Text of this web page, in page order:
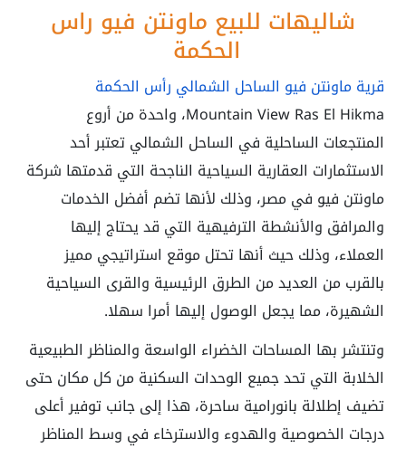
شاليهات للبيع ماونتن فيو راس
الحكمة
قرية ماونتن فيو الساحل الشمالي رأس الحكمة
Mountain View Ras El Hikma، واحدة من أروع
المنتجعات الساحلية في الساحل الشمالي تعتبر أحد
الاستثمارات العقارية السياحية الناجحة التي قدمتها شركة
ماونتن فيو في مصر، وذلك لأنها تضم أفضل الخدمات
والمرافق والأنشطة الترفيهية التي قد يحتاج إليها
العملاء، وذلك حيث أنها تحتل موقع استراتيجي مميز
بالقرب من العديد من الطرق الرئيسية والقرى السياحية
الشهيرة، مما يجعل الوصول إليها أمرا سهلا.
وتنتشر بها المساحات الخضراء الواسعة والمناظر الطبيعية
الخلابة التي تحد جميع الوحدات السكنية من كل مكان حتى
تضيف إطلالة بانورامية ساحرة، هذا إلى جانب توفير أعلى
درجات الخصوصية والهدوء والاسترخاء في وسط المناظر